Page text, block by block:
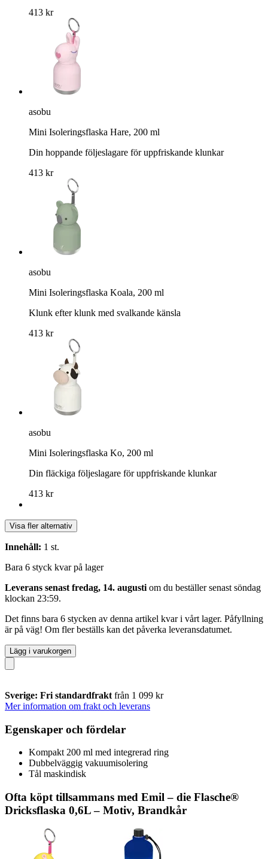
413 kr
asobu
Mini Isoleringsflaska Hare, 200 ml
Din hoppande följeslagare för uppfriskande klunkar
413 kr
asobu
Mini Isoleringsflaska Koala, 200 ml
Klunk efter klunk med svalkande känsla
413 kr
asobu
Mini Isoleringsflaska Ko, 200 ml
Din fläckiga följeslagare för uppfriskande klunkar
413 kr
Visa fler alternativ
Innehåll: 1 st.
Bara 6 styck kvar på lager
Leverans senast fredag, 14. augusti om du beställer senast söndag
klockan 23:59.
Det finns bara 6 stycken av denna artikel kvar i vårt lager. Påfyllning
är på väg! Om fler beställs kan det påverka leveransdatumet.
Lägg i varukorgen
Sverige: Fri standardfrakt från 1 099 kr
Mer information om frakt och leverans
Egenskaper och fördelar
Kompakt 200 ml med integrerad ring
Dubbelväggig vakuumisolering
Tål maskindisk
Ofta köpt tillsammans med Emil – die Flasche®
Dricksflaska 0,6L – Motiv, Brandkår